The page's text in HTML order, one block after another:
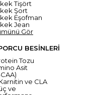
Tişört
Şort
Eşofman
Jean
Gör
BESİNLERİ
Tozu
Asit
ve CLA
ve